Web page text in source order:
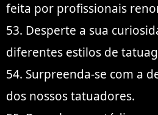
feita por profissionais
53. Desperte a sua
diferentes estilos de
54. Surpreenda-se com a
dos nossos tatuadores.